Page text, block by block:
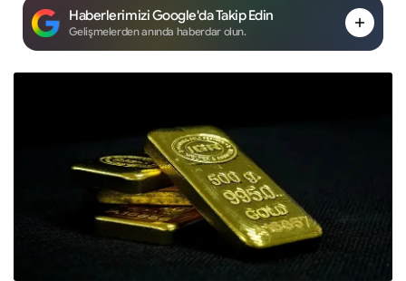
Haberlerimizi Google'da Takip Edin
Gelişmelerden anında haberdar olun.